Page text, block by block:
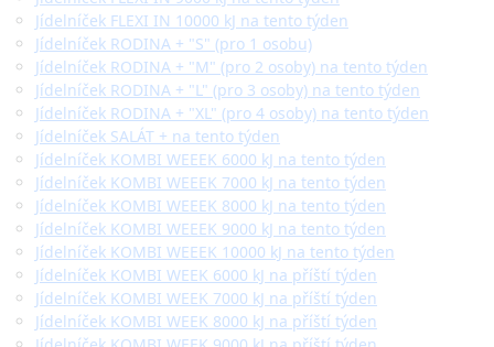
Jídelníček FLEXI IN 10000 kJ na tento týden
Jídelníček RODINA + "S" (pro 1 osobu)
Jídelníček RODINA + "M" (pro 2 osoby) na tento týden
Jídelníček RODINA + "L" (pro 3 osoby) na tento týden
Jídelníček RODINA + "XL" (pro 4 osoby) na tento týden
Jídelníček SALÁT + na tento týden
Jídelníček KOMBI WEEEK 6000 kJ na tento týden
Jídelníček KOMBI WEEEK 7000 kJ na tento týden
Jídelníček KOMBI WEEEK 8000 kJ na tento týden
Jídelníček KOMBI WEEEK 9000 kJ na tento týden
Jídelníček KOMBI WEEEK 10000 kJ na tento týden
Jídelníček KOMBI WEEK 6000 kJ na příští týden
Jídelníček KOMBI WEEK 7000 kJ na příští týden
Jídelníček KOMBI WEEK 8000 kJ na příští týden